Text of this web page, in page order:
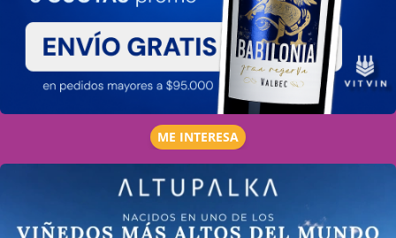
ME INTERESA